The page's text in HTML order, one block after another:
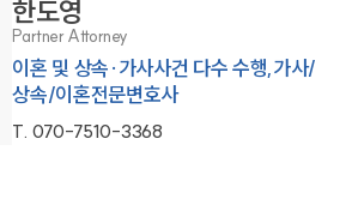
한도영
Partner Attorney
이혼 및 상속·가사사건 다수 수행,가사/
상속/이혼전문변호사
T. 070-7510-3368